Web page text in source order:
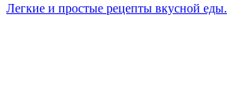
Легкие и простые рецепты вкусной еды.